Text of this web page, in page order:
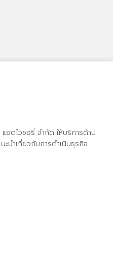
ดไวซอรี่ จำกัด ให้บริการด้าน
นำเกี่ยวกับการดำเนินธุรกิจ